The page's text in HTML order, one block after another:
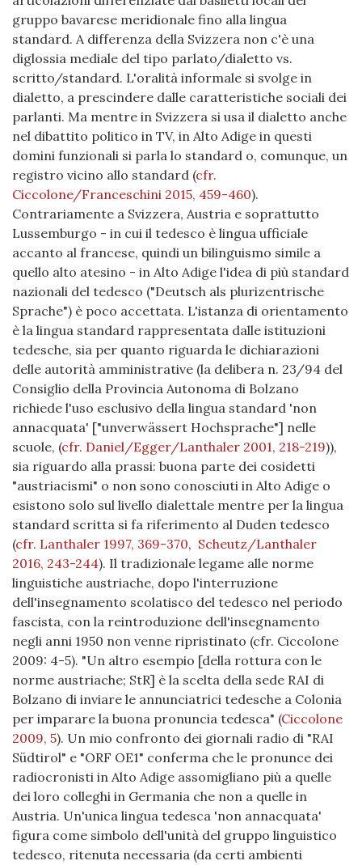
gruppo bavarese meridionale fino alla lingua
standard. A differenza della Svizzera non c'è una
diglossia mediale del tipo parlato/dialetto vs.
scritto/standard. L'oralità informale si svolge in
dialetto, a prescindere dalle caratteristiche sociali dei
parlanti. Ma mentre in Svizzera si usa il dialetto anche
nel dibattito politico in TV, in Alto Adige in questi
domini funzionali si parla lo standard o, comunque, un
registro vicino allo standard (cfr.
Ciccolone/Franceschini 2015, 459-460).
Contrariamente a Svizzera, Austria e soprattutto
Lussemburgo - in cui il tedesco è lingua ufficiale
accanto al francese, quindi un bilinguismo simile a
quello alto atesino - in Alto Adige l'idea di più standard
nazionali del tedesco ("Deutsch als plurizentrische
Sprache") è poco accettata. L'istanza di orientamento
è la lingua standard rappresentata dalle istituzioni
tedesche, sia per quanto riguarda le dichiarazioni
delle autorità amministrative (la delibera n. 23/94 del
Consiglio della Provincia Autonoma di Bolzano
richiede l'uso esclusivo della lingua standard 'non
annacquata' ["unverwässert Hochsprache"] nelle
scuole, (cfr. Daniel/Egger/Lanthaler 2001, 218-219)),
sia riguardo alla prassi: buona parte dei cosidetti
"austriacismi" o non sono conosciuti in Alto Adige o
esistono solo sul livello dialettale mentre per la lingua
standard scritta si fa riferimento al Duden tedesco
(cfr. Lanthaler 1997, 369-370, Scheutz/Lanthaler
2016, 243-244). Il tradizionale legame alle norme
linguistiche austriache, dopo l'interruzione
dell'insegnamento scolatisco del tedesco nel periodo
fascista, con la reintroduzione dell'insegnamento
negli anni 1950 non venne ripristinato (cfr. Ciccolone
2009: 4-5). "Un altro esempio [della rottura con le
norme austriache; StR] è la scelta della sede RAI di
Bolzano di inviare le annunciatrici tedesche a Colonia
per imparare la buona pronuncia tedesca" (Ciccolone
2009, 5). Un mio confronto dei giornali radio di "RAI
Südtirol" e "ORF OE1" conferma che le pronunce dei
radiocronisti in Alto Adige assomigliano più a quelle
dei loro colleghi in Germania che non a quelle in
Austria. Un'unica lingua tedesca 'non annacquata'
figura come simbolo dell'unità del gruppo linguistico
tedesco, ritenuta necessaria (da certi ambienti